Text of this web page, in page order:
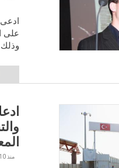
ادعى
على
منذ 10 سنوات 3 أشهر